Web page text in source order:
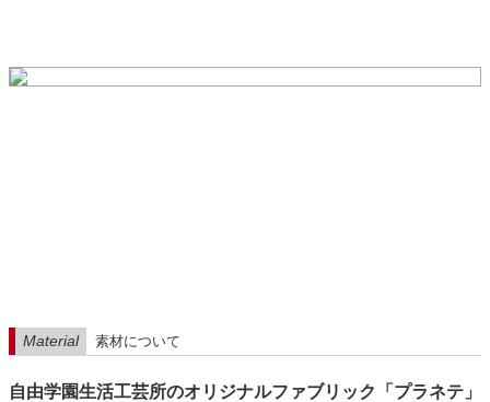
Material 素材について
自由学園生活工芸所のオリジナルファブリック「プラネテ」